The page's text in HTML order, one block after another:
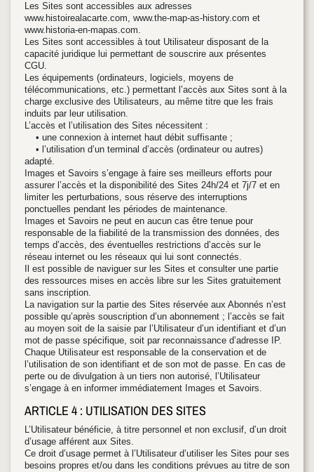
Les Sites sont accessibles aux adresses
www.histoirealacarte.com, www.the-map-as-history.com et
www.historia-en-mapas.com.
Les Sites sont accessibles à tout Utilisateur disposant de la
capacité juridique lui permettant de souscrire aux présentes
CGU.
Les équipements (ordinateurs, logiciels, moyens de
télécommunications, etc.) permettant l’accès aux Sites sont à la
charge exclusive des Utilisateurs, au même titre que les frais
induits par leur utilisation.
L’accès et l’utilisation des Sites nécessitent :
• une connexion à internet haut débit suffisante ;
• l’utilisation d’un terminal d’accès (ordinateur ou autres)
adapté.
Images et Savoirs s’engage à faire ses meilleurs efforts pour
assurer l’accès et la disponibilité des Sites 24h/24 et 7j/7 et en
limiter les perturbations, sous réserve des interruptions
ponctuelles pendant les périodes de maintenance.
Images et Savoirs ne peut en aucun cas être tenue pour
responsable de la fiabilité de la transmission des données, des
temps d’accès, des éventuelles restrictions d’accès sur le
réseau internet ou les réseaux qui lui sont connectés.
Il est possible de naviguer sur les Sites et consulter une partie
des ressources mises en accès libre sur les Sites gratuitement
sans inscription.
La navigation sur la partie des Sites réservée aux Abonnés n’est
possible qu’après souscription d’un abonnement ; l’accès se fait
au moyen soit de la saisie par l’Utilisateur d’un identifiant et d’un
mot de passe spécifique, soit par reconnaissance d’adresse IP.
Chaque Utilisateur est responsable de la conservation et de
l’utilisation de son identifiant et de son mot de passe. En cas de
perte ou de divulgation à un tiers non autorisé, l’Utilisateur
s’engage à en informer immédiatement Images et Savoirs.
ARTICLE 4 : UTILISATION DES SITES
L’Utilisateur bénéficie, à titre personnel et non exclusif, d’un droit
d’usage afférent aux Sites.
Ce droit d’usage permet à l’Utilisateur d’utiliser les Sites pour ses
besoins propres et/ou dans les conditions prévues au titre de son